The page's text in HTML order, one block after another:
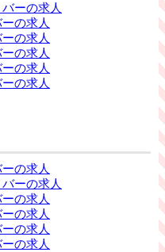
ーの求人
の求人
の求人
の求人
の求人
の求人
の求人
ーの求人
の求人
の求人
の求人
の求人